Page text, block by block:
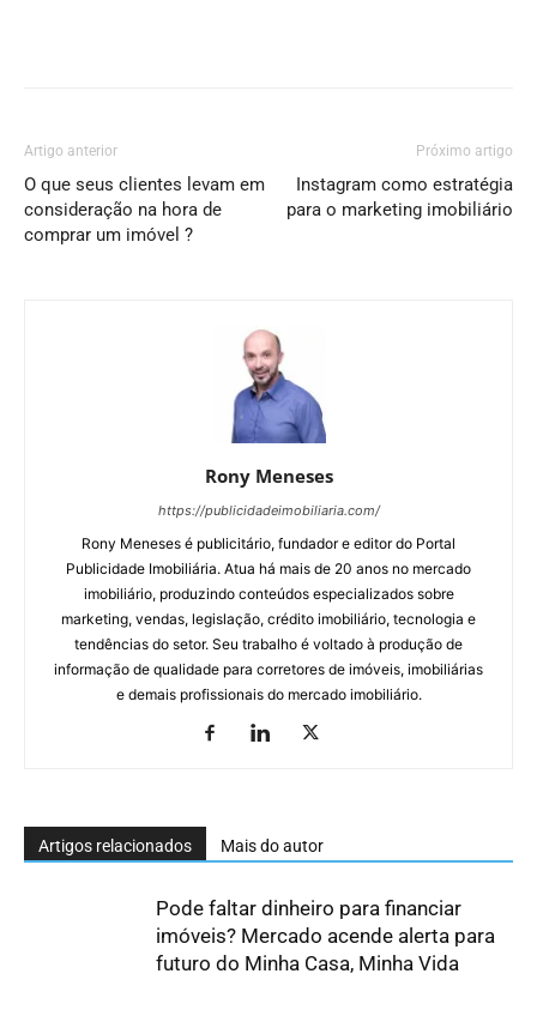
Artigo anterior
O que seus clientes levam em
consideração na hora de
comprar um imóvel ?
Próximo artigo
Instagram como estratégia
para o marketing imobiliário
Rony Meneses
https://publicidadeimobiliaria.com/
Rony Meneses é publicitário, fundador e editor do Portal
Publicidade Imobiliária. Atua há mais de 20 anos no mercado
imobiliário, produzindo conteúdos especializados sobre
marketing, vendas, legislação, crédito imobiliário, tecnologia e
tendências do setor. Seu trabalho é voltado à produção de
informação de qualidade para corretores de imóveis, imobiliárias
e demais profissionais do mercado imobiliário.
Artigos relacionados Mais do autor
Pode faltar dinheiro para financiar
imóveis? Mercado acende alerta para
futuro do Minha Casa, Minha Vida